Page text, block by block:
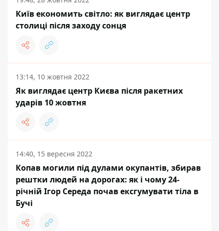
Київ економить світло: як виглядає центр
столиці після заходу сонця
13:14, 10 жовтня 2022
Як виглядає центр Києва після ракетних
ударів 10 жовтня
14:40, 15 вересня 2022
Копав могили під дулами окупантів, збирав
рештки людей на дорогах: як і чому 24-
річній Ігор Середа почав ексгумувати тіла в
Бучі